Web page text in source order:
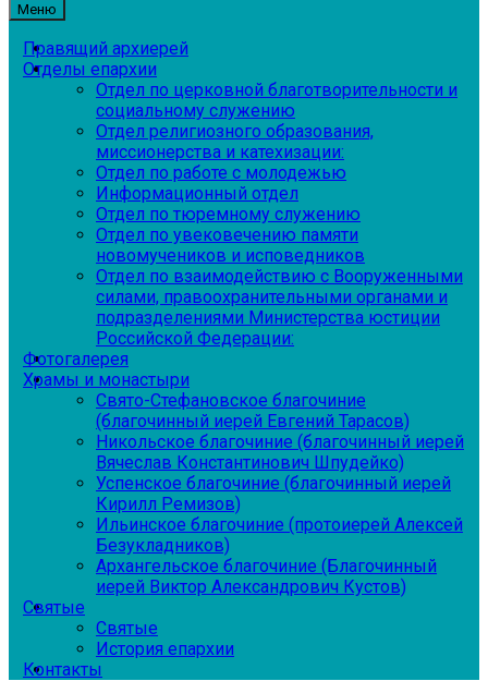
Меню
Правящий архиерей
Отделы епархии
Отдел по церковной благотворительности и
социальному служению
Отдел религиозного образования,
миссионерства и катехизации:
Отдел по работе с молодежью
Информационный отдел
Отдел по тюремному служению
Отдел по увековечению памяти
новомучеников и исповедников
Отдел по взаимодействию с Вооруженными
силами, правоохранительными органами и
подразделениями Министерства юстиции
Российской Федерации:
Фотогалерея
Храмы и монастыри
Свято-Стефановское благочиние
(благочинный иерей Евгений Тарасов)
Никольское благочиние (благочинный иерей
Вячеслав Константинович Шпудейко)
Успенское благочиние (благочинный иерей
Кирилл Ремизов)
Ильинское благочиние (протоиерей Алексей
Безукладников)
Архангельское благочиние (Благочинный
иерей Виктор Александрович Кустов)
Святые
Святые
История епархии
Контакты